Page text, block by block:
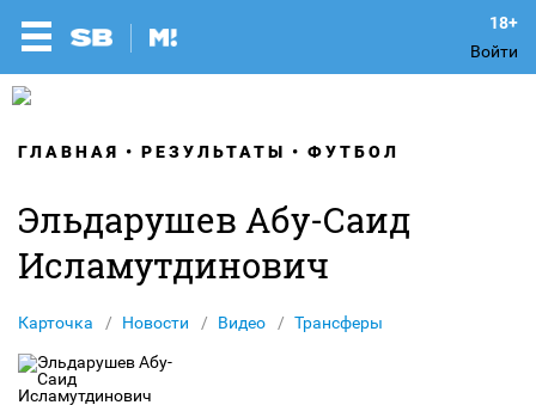
Войти
ГЛАВНАЯ РЕЗУЛЬТАТЫ ФУТБОЛ
Эльдарушев Абу-Саид
Исламутдинович
Карточка Новости Видео Трансферы